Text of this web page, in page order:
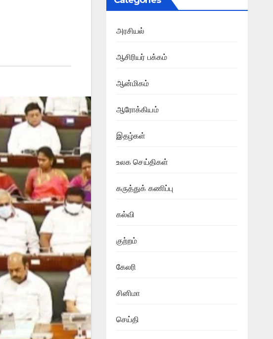
அரசியல்
ஆசிரியர் பக்கம்
ஆன்மிகம்
ஆரோக்கியம்
இதழ்கள்
உலக செய்திகள்
கருத்துக் கணிப்பு
கல்வி
குற்றம்
கேலரி
சினிமா
செய்தி